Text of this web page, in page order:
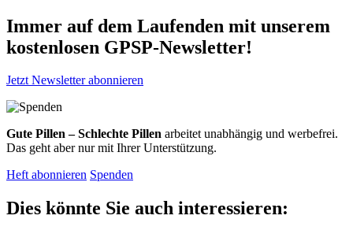
Immer auf dem Laufenden mit unserem
kostenlosen GPSP-Newsletter!
Jetzt Newsletter abonnieren
Gute Pillen – Schlechte Pillen arbeitet unabhängig und werbefrei.
Das geht aber nur mit Ihrer Unterstützung.
Heft abonnieren Spenden
Dies könnte Sie auch interessieren: